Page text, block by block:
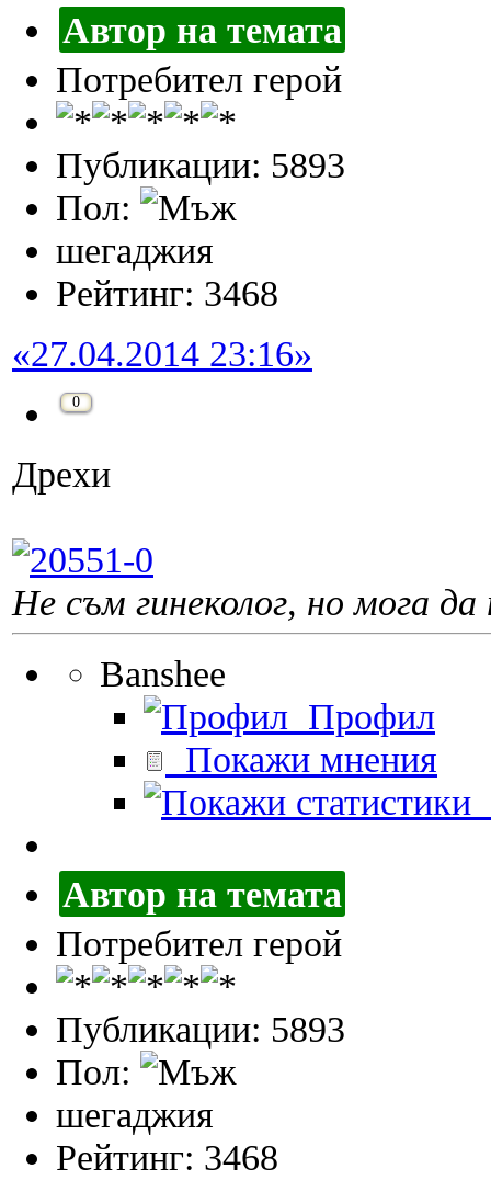
Автор на темата
Потребител герой
Публикации: 5893
Пол:
шегаджия
Рейтинг: 3468
«27.04.2014 23:16»
0
Дрехи
Не съм гинеколог, но мога да
Banshee
Профил
Покажи мнения
Автор на темата
Потребител герой
Публикации: 5893
Пол:
шегаджия
Рейтинг: 3468